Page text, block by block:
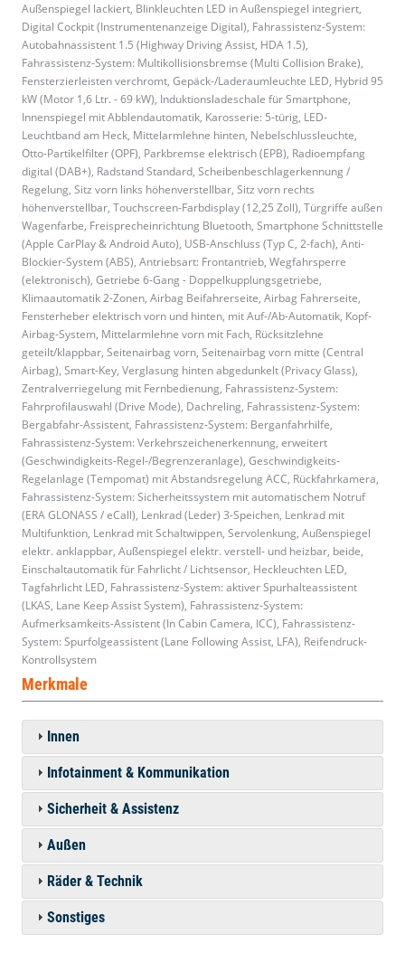
Außenspiegel lackiert, Blinkleuchten LED in Außenspiegel integriert,
Digital Cockpit (Instrumentenanzeige Digital), Fahrassistenz-System:
Autobahnassistent 1.5 (Highway Driving Assist, HDA 1.5),
Fahrassistenz-System: Multikollisionsbremse (Multi Collision Brake),
Fensterzierleisten verchromt, Gepäck-/Laderaumleuchte LED, Hybrid 95
kW (Motor 1,6 Ltr. - 69 kW), Induktionsladeschale für Smartphone,
Innenspiegel mit Abblendautomatik, Karosserie: 5-türig, LED-
Leuchtband am Heck, Mittelarmlehne hinten, Nebelschlussleuchte,
Otto-Partikelfilter (OPF), Parkbremse elektrisch (EPB), Radioempfang
digital (DAB+), Radstand Standard, Scheibenbeschlagerkennung /
Regelung, Sitz vorn links höhenverstellbar, Sitz vorn rechts
höhenverstellbar, Touchscreen-Farbdisplay (12,25 Zoll), Türgriffe außen
Wagenfarbe, Freisprecheinrichtung Bluetooth, Smartphone Schnittstelle
(Apple CarPlay & Android Auto), USB-Anschluss (Typ C, 2-fach), Anti-
Blockier-System (ABS), Antriebsart: Frontantrieb, Wegfahrsperre
(elektronisch), Getriebe 6-Gang - Doppelkupplungsgetriebe,
Klimaautomatik 2-Zonen, Airbag Beifahrerseite, Airbag Fahrerseite,
Fensterheber elektrisch vorn und hinten, mit Auf-/Ab-Automatik, Kopf-
Airbag-System, Mittelarmlehne vorn mit Fach, Rücksitzlehne
geteilt/klappbar, Seitenairbag vorn, Seitenairbag vorn mitte (Central
Airbag), Smart-Key, Verglasung hinten abgedunkelt (Privacy Glass),
Zentralverriegelung mit Fernbedienung, Fahrassistenz-System:
Fahrprofilauswahl (Drive Mode), Dachreling, Fahrassistenz-System:
Bergabfahr-Assistent, Fahrassistenz-System: Berganfahrhilfe,
Fahrassistenz-System: Verkehrszeichenerkennung, erweitert
(Geschwindigkeits-Regel-/Begrenzeranlage), Geschwindigkeits-
Regelanlage (Tempomat) mit Abstandsregelung ACC, Rückfahrkamera,
Fahrassistenz-System: Sicherheitssystem mit automatischem Notruf
(ERA GLONASS / eCall), Lenkrad (Leder) 3-Speichen, Lenkrad mit
Multifunktion, Lenkrad mit Schaltwippen, Servolenkung, Außenspiegel
elektr. anklappbar, Außenspiegel elektr. verstell- und heizbar, beide,
Einschaltautomatik für Fahrlicht / Lichtsensor, Heckleuchten LED,
Tagfahrlicht LED, Fahrassistenz-System: aktiver Spurhalteassistent
(LKAS, Lane Keep Assist System), Fahrassistenz-System:
Aufmerksamkeits-Assistent (In Cabin Camera, ICC), Fahrassistenz-
System: Spurfolgeassistent (Lane Following Assist, LFA), Reifendruck-
Kontrollsystem
Merkmale
Innen
Infotainment & Kommunikation
Sicherheit & Assistenz
Außen
Räder & Technik
Sonstiges